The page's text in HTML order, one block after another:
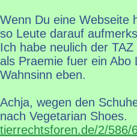
Wenn Du eine Webseite
so Leute darauf
Ich habe neulich der
als Praemie fuer ein
Wahnsinn eben.
Achja, wegen den
nach Vegetarian Shoes.
tierrechtsforen.de/2/586/